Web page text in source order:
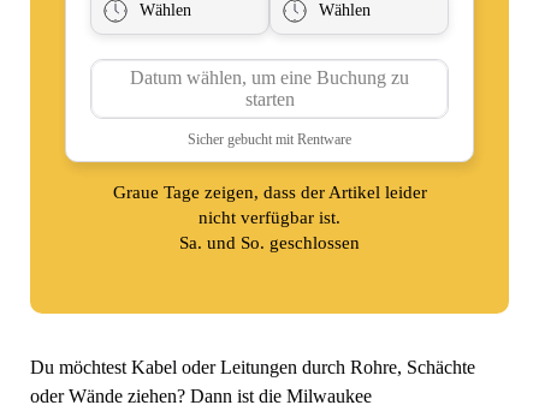
Graue Tage zeigen, dass der Artikel leider
nicht verfügbar ist.
Sa. und So. geschlossen
Du möchtest Kabel oder Leitungen durch Rohre, Schächte
oder Wände ziehen? Dann ist die Milwaukee